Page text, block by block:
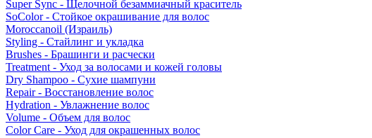
Super Sync - Щелочной безаммиачный краситель
SoColor - Стойкое окрашивание для волос
Moroccanoil (Израиль)
Styling - Стайлинг и укладка
Brushes - Брашинги и расчески
Treatment - Уход за волосами и кожей головы
Dry Shampoo - Сухие шампуни
Repair - Восстановление волос
Hydration - Увлажнение волос
Volume - Объем для волос
Color Care - Уход для окрашенных волос